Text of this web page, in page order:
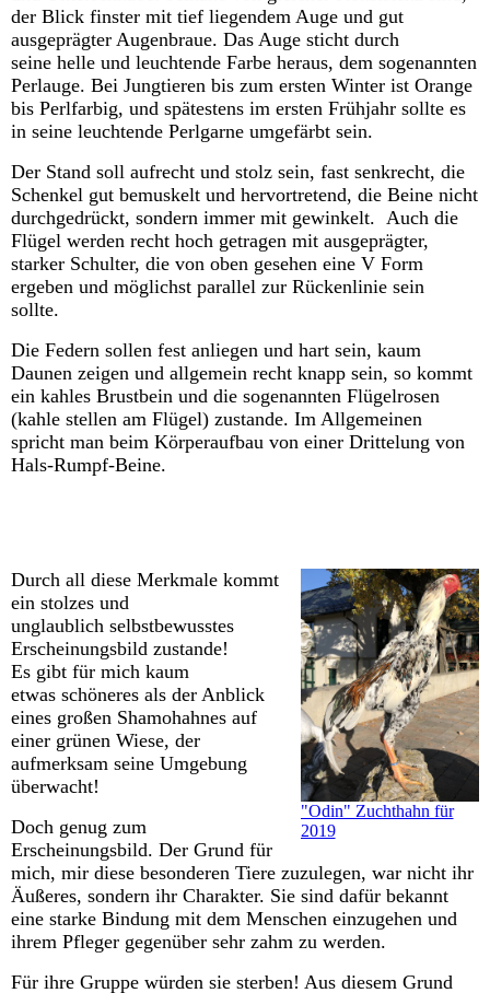
der Blick finster mit tief liegendem Auge und gut
ausgeprägter Augenbraue. Das Auge sticht durch
seine helle und leuchtende Farbe heraus, dem sogenannten
Perlauge. Bei Jungtieren bis zum ersten Winter ist Orange
bis Perlfarbig, und spätestens im ersten Frühjahr sollte es
in seine leuchtende Perlgarne umgefärbt sein.
Der Stand soll aufrecht und stolz sein, fast senkrecht, die
Schenkel gut bemuskelt und hervortretend, die Beine nicht
durchgedrückt, sondern immer mit gewinkelt. Auch die
Flügel werden recht hoch getragen mit ausgeprägter,
starker Schulter, die von oben gesehen eine V Form
ergeben und möglichst parallel zur Rückenlinie sein
sollte.
Die Federn sollen fest anliegen und hart sein, kaum
Daunen zeigen und allgemein recht knapp sein, so kommt
ein kahles Brustbein und die sogenannten Flügelrosen
(kahle stellen am Flügel) zustande. Im Allgemeinen
spricht man beim Körperaufbau von einer Drittelung von
Hals-Rumpf-Beine.
"Odin" Zuchthahn für
2019
Durch all diese Merkmale kommt
ein stolzes und
unglaublich selbstbewusstes
Erscheinungsbild zustande!
Es gibt für mich kaum
etwas schöneres als der Anblick
eines großen Shamohahnes auf
einer grünen Wiese, der
aufmerksam seine Umgebung
überwacht!
Doch genug zum
Erscheinungsbild. Der Grund für
mich, mir diese besonderen Tiere zuzulegen, war nicht ihr
Äußeres, sondern ihr Charakter. Sie sind dafür bekannt
eine starke Bindung mit dem Menschen einzugehen und
ihrem Pfleger gegenüber sehr zahm zu werden.
Für ihre Gruppe würden sie sterben! Aus diesem Grund